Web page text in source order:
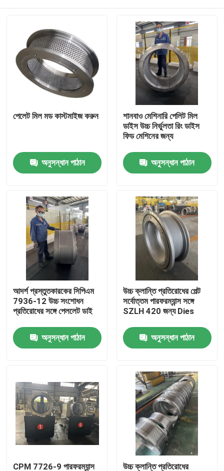
পণ্য
ভিডিও
আমাদের সম্পর্কে
কারখানা ভ্রমণ
মান নিয়ন্ত্রণ
খবর
মামলা
উদ্ধৃতির জন্য আবেদন
পেলেট মিল মড কাস্টমাইজ করুন
অনুসন্ধান পাঠান
শানবাও মেশিনারি পেলিট মিল
ডাইস উচ্চ নির্ভুলতা রিং ডাইস
ফিড মেশিনের জন্য
অনুসন্ধান পাঠান
আদর্শ প্রস্তুতকারকের সিপিএম
7936-12 উচ্চ সংশোধন
প্রতিরোধের সঙ্গে পেললেট ডাই
অনুসন্ধান পাঠান
উচ্চ ক্লান্তি প্রতিরোধের পেল্ট
সর্বোত্তম পারফরম্যান্স সঙ্গে
SZLH 420 জন্য Dies
অনুসন্ধান পাঠান
CPM 7726-9 পারফরম্যান্স উচ্চ ক্লান্তি প্রতিরোধের